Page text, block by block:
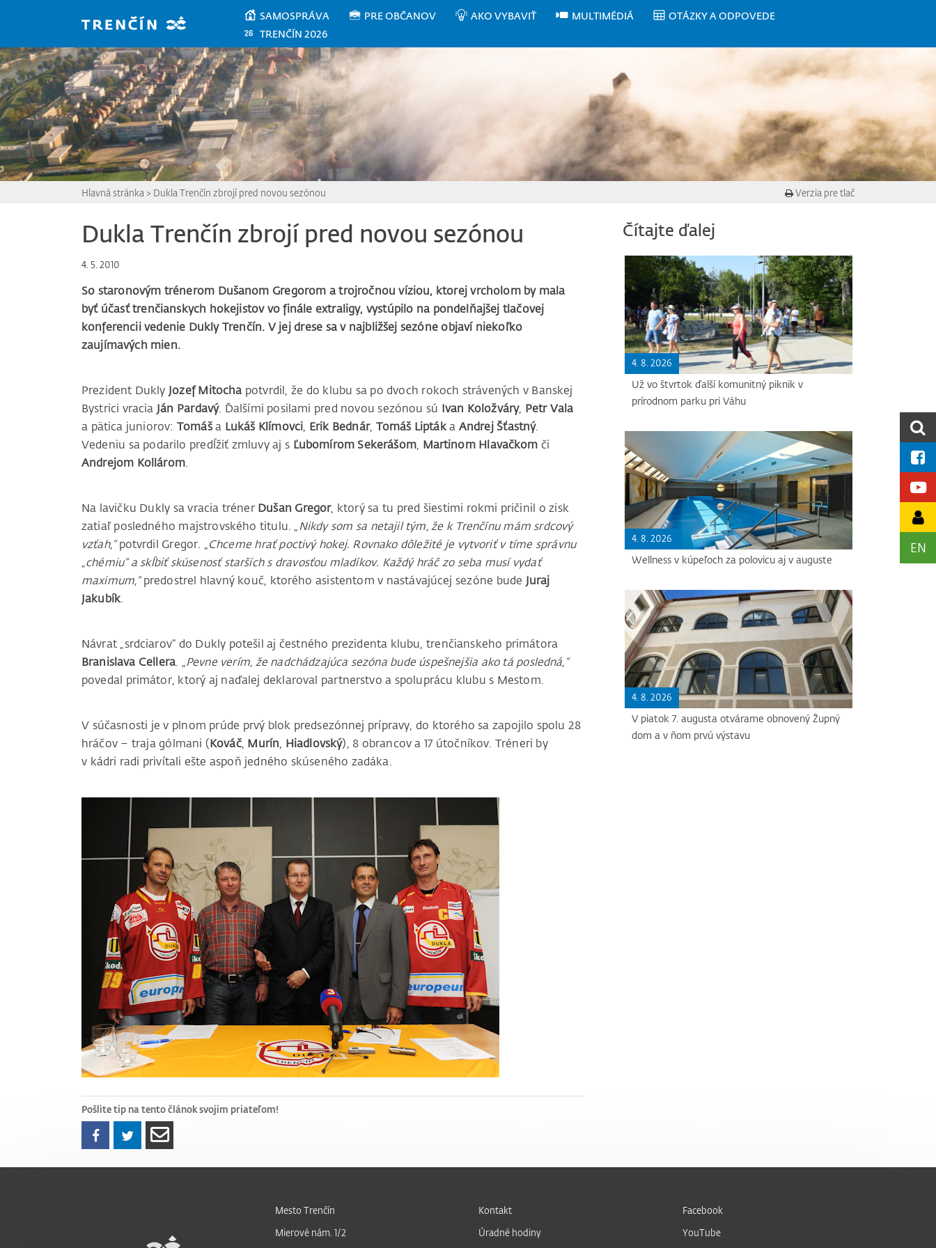
SAMOSPRÁVA PRE OBČANOV AKO VYBAVIŤ MULTIMÉDIÁ
OTÁZKY A ODPOVEDE
TRENČÍN 2026
EN
Hlavná stránka > Dukla Trenčín zbrojí pred novou sezónou Verzia pre tlač
Dukla Trenčín zbrojí pred novou sezónou
4. 5. 2010
So staronovým trénerom Dušanom Gregorom a trojročnou víziou, ktorej vrcholom by mala
byť účasť trenčianskych hokejistov vo finále extraligy, vystúpilo na pondelňajšej tlačovej
konferencii vedenie Dukly Trenčín. V jej drese sa v najbližšej sezóne objaví niekoľko
zaujímavých mien.
Prezident Dukly Jozef Mitocha potvrdil, že do klubu sa po dvoch rokoch strávených v Banskej
Bystrici vracia Ján Pardavý. Ďalšími posilami pred novou sezónou sú Ivan Koložváry, Petr Vala
a pätica juniorov: Tomáša Lukáš Klímovci, Erik Bednár, Tomáš Liptáka Andrej Šťastný.
Vedeniu sa podarilo predĺžiť zmluvy aj s Ľubomírom Sekerášom, Martinom Hlavačkom či
Andrejom Kollárom.
Na lavičku Dukly sa vracia tréner Dušan Gregor, ktorý sa tu pred šiestimi rokmi pričinil o zisk
zatiaľ posledného majstrovského titulu. „Nikdy som sa netajil tým, že k Trenčínu mám srdcový
vzťah,“potvrdil Gregor. „Chceme hrať poctivý hokej. Rovnako dôležité je vytvoriť v tíme správnu
„chémiu“ a skĺbiť skúsenosť starších s dravosťou mladíkov. Každý hráč zo seba musí vydať
maximum,“predostrel hlavný kouč, ktorého asistentom v nastávajúcej sezóne bude Juraj
Jakubík.
Návrat „srdciarov“ do Dukly potešil aj čestného prezidenta klubu, trenčianskeho primátora
Branislava Cellera. „Pevne verím, že nadchádzajúca sezóna bude úspešnejšia ako tá posledná,“
povedal primátor, ktorý aj naďalej deklaroval partnerstvo a spoluprácu klubu s Mestom.
V súčasnosti je v plnom prúde prvý blok predsezónnej prípravy, do ktorého sa zapojilo spolu 28
hráčov – traja gólmani (Kováč, Murín, Hiadlovský), 8 obrancov a 17 útočníkov. Tréneri by
v kádri radi privítali ešte aspoň jedného skúseného zadáka.
Pošlite tip na tento článok svojim priateľom!
Čítajte ďalej
4. 8. 2026
Už vo štvrtok ďalší komunitný piknik v
prírodnom parku pri Váhu
4. 8. 2026
Wellness v kúpeľoch za polovicu aj v auguste
4. 8. 2026
V piatok 7. augusta otvárame obnovený Župný
dom a v ňom prvú výstavu
Mesto Trenčín
Mierové nám. 1/2
Kontakt
Úradné hodiny
Facebook
YouTube